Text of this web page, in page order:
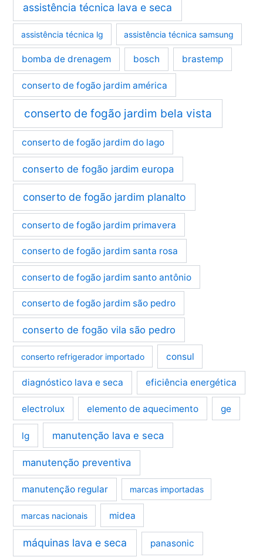
assistência técnica lava e seca
assistência técnica lg assistência técnica samsung
bomba de drenagem bosch brastemp
conserto de fogão jardim américa
conserto de fogão jardim bela vista
conserto de fogão jardim do lago
conserto de fogão jardim europa
conserto de fogão jardim planalto
conserto de fogão jardim primavera
conserto de fogão jardim santa rosa
conserto de fogão jardim santo antônio
conserto de fogão jardim são pedro
conserto de fogão vila são pedro
conserto refrigerador importado consul
diagnóstico lava e seca eficiência energética
electrolux elemento de aquecimento ge
lg manutenção lava e seca
manutenção preventiva
manutenção regular marcas importadas
marcas nacionais midea
máquinas lava e seca panasonic